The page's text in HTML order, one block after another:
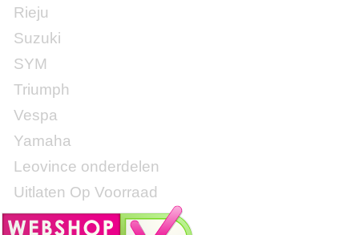
Rieju
Suzuki
SYM
Triumph
Vespa
Yamaha
Leovince onderdelen
Uitlaten Op Voorraad